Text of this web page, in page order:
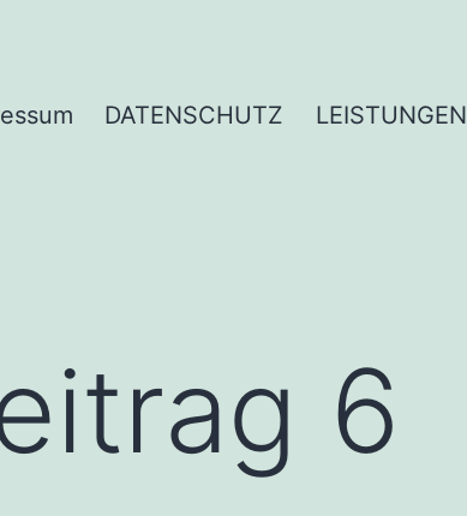
DATENSCHUTZ LEISTUNGEN
6